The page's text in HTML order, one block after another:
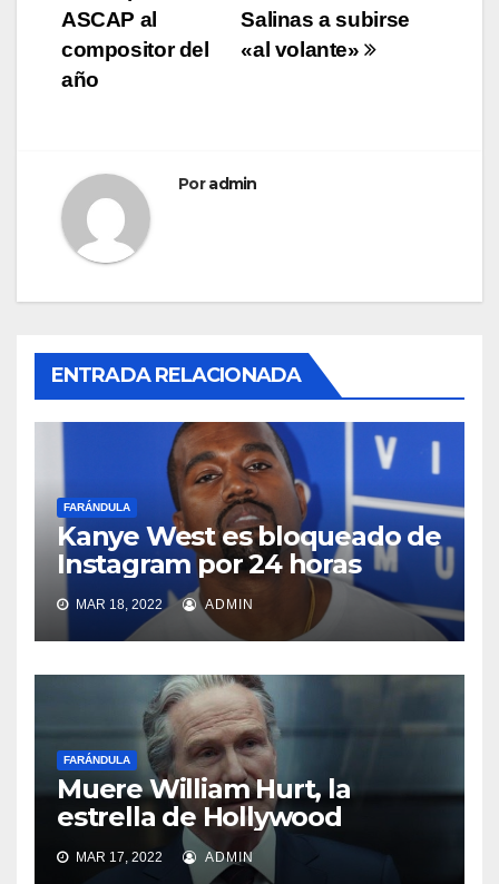
de
entradas
Salinas a subirse
«al volante»
ASCAP al
compositor del
año
Poradmin
ENTRADA RELACIONADA
FARÁNDULA
Kanye West es bloqueado de
Instagram por 24 horas
MAR 18, 2022 ADMIN
FARÁNDULA
Muere William Hurt, la
estrella de Hollywood
MAR 17, 2022 ADMIN